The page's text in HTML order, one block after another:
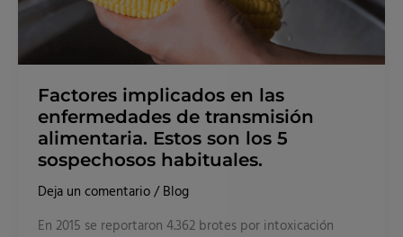
Factores implicados en las
enfermedades de transmisión
alimentaria. Estos son los 5
sospechosos habituales.
Deja un comentario / Blog
En 2015 se reportaron 4.362 brotes por intoxicación